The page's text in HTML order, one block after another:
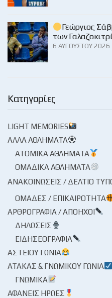
Γεώργιος
των
6 ΑΥΓΟΎΣΤΟΥ 2026
Κατηγορίες
LIGHT MEMORIES
ΆΛΛΑ ΑΘΛΉΜΑΤΑ
ΑΤΟΜΙΚΆ ΑΘΛΉΜΑΤΑ
ΟΜΑΔΙΚΆ ΑΘΛΉΜΑΤΑ
ΑΝΑΚΟΙΝΏΣΕΙΣ / ΔΕΛΤΊΟ
ΟΜΆΔΕΣ / ΕΠΙΚΑΙΡΌΤΗΤΑ
ΑΡΘΡΟΓΡΑΦΊΑ / ΑΠΌΗΧΟΙ
ΔΗΛΏΣΕΙΣ
ΕΙΔΗΣΕΟΓΡΑΦΊΑ
ΑΣΤΕΊΟΥ ΓΩΝΊΑ
ΑΤΆΚΑΣ & ΓΝΩΜΙΚΟΎ ΓΩΝΊΑ
ΓΝΩΜΙΚΆ
ΑΦΑΝΕΊΣ ΉΡΩΕΣ